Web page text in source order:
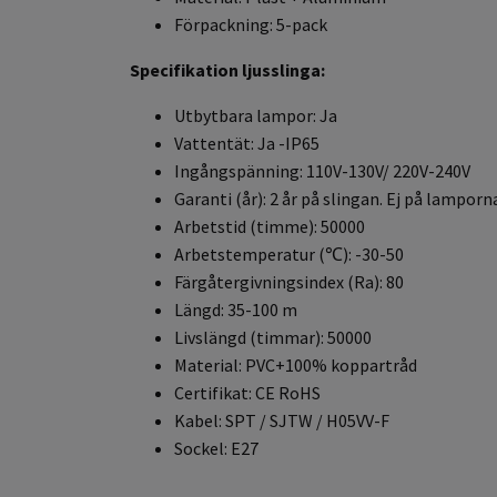
Förpackning: 5-pack
Specifikation ljusslinga:
Utbytbara lampor: Ja
Vattentät: Ja -IP65
Ingångspänning: 110V-130V/ 220V-240V
Garanti (år): 2 år på slingan. Ej på
Arbetstid (timme): 50000
Arbetstemperatur (℃): -30-50
Färgåtergivningsindex (Ra): 80
Längd: 35-100 m
Livslängd (timmar): 50000
Material: PVC+100% koppartråd
Certifikat: CE RoHS
Kabel: SPT / SJTW / H05VV-F
Sockel: E27